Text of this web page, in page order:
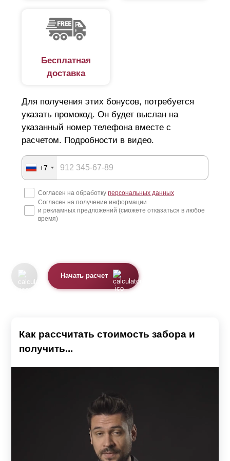
Бесплатная
доставка
Для получения этих бонусов, потребуется
указать промокод. Он будет выслан на
указанный номер телефона вместе с
расчетом. Подробности в видео.
+7
Согласен на обработку персональных данных
Согласен на получение информации
и рекламных предложений (сможете отказаться в любое
время)
Начать расчет
Как рассчитать стоимость забора и
получить...